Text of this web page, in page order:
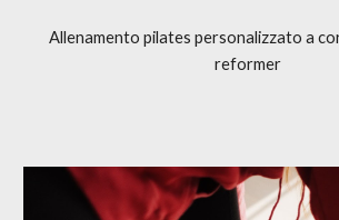
Allenamento pilates personalizzato a
reformer